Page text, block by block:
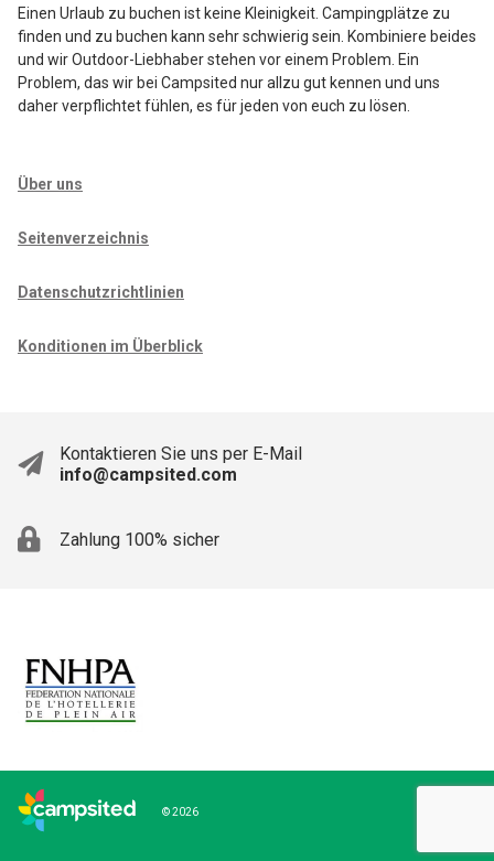
Einen Urlaub zu buchen ist keine Kleinigkeit. Campingplätze zu
finden und zu buchen kann sehr schwierig sein. Kombiniere beides
und wir Outdoor-Liebhaber stehen vor einem Problem. Ein
Problem, das wir bei Campsited nur allzu gut kennen und uns
daher verpflichtet fühlen, es für jeden von euch zu lösen.
Über uns
Seitenverzeichnis
Datenschutzrichtlinien
Konditionen im Überblick
Kontaktieren Sie uns per E-Mail
info@campsited.com
Zahlung 100% sicher
© 2026